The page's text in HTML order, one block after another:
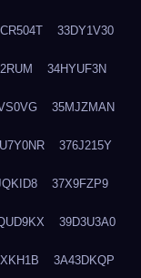
33DY1V30
34HYUF3N
35MJZMAN
376J215Y
37X9FZP9
39D3U3A0
3A43DKQP